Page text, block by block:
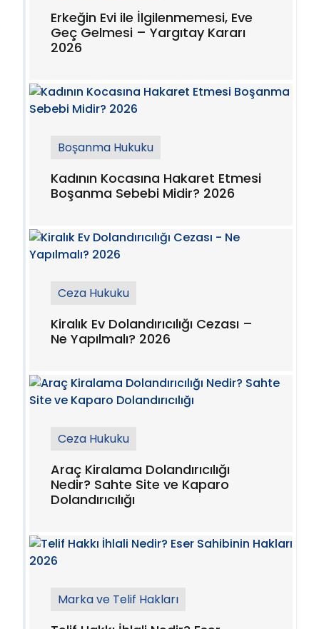
Erkeğin Evi ile İlgilenmemesi, Eve
Geç Gelmesi – Yargıtay Kararı
2026
Boşanma Hukuku
Kadının Kocasına Hakaret Etmesi
Boşanma Sebebi Midir? 2026
Ceza Hukuku
Kiralık Ev Dolandırıcılığı Cezası –
Ne Yapılmalı? 2026
Ceza Hukuku
Araç Kiralama Dolandırıcılığı
Nedir? Sahte Site ve Kaparo
Dolandırıcılığı
Marka ve Telif Hakları